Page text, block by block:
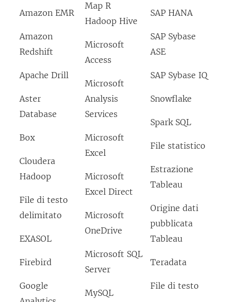
Amazon EMR
Amazon
Redshift
Apache Drill
Aster
Database
Box
Cloudera
Hadoop
File di testo
delimitato
EXASOL
Firebird
Google
Map R
Hadoop Hive
Microsoft
Access
Microsoft
Analysis
Services
Microsoft
Excel
Microsoft
Excel Direct
Microsoft
OneDrive
Microsoft SQL
Server
MySQL
SAP HANA
SAP Sybase
ASE
SAP Sybase IQ
Snowflake
Spark SQL
File statistico
Estrazione
Tableau
Origine dati
pubblicata
Tableau
Teradata
File di testo